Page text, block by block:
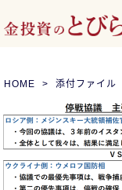
HOME 添付ファイル